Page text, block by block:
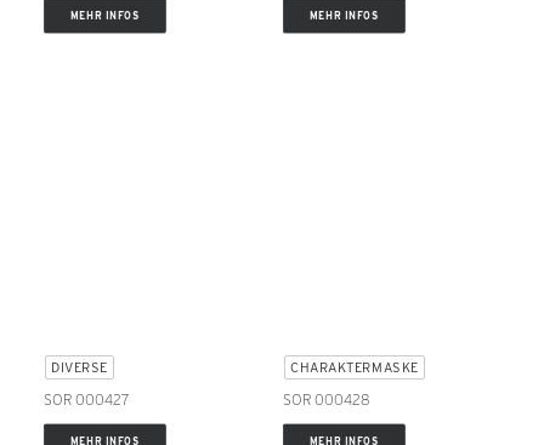
MEHR INFOS MEHR INFOS
DIVERSE
SOR 000427
MEHR INFOS
CHARAKTERMASKE
SOR 000428
MEHR INFOS